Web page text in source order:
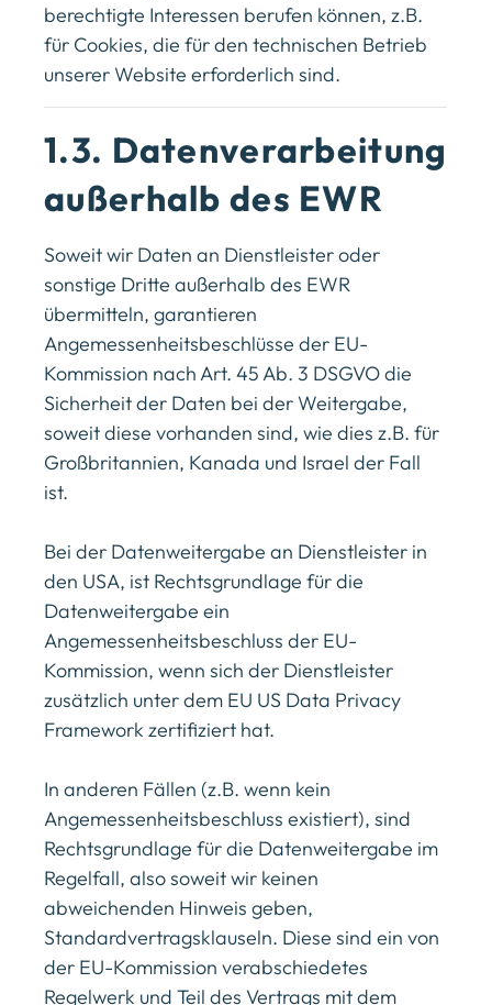
berechtigte Interessen berufen können, z.B.
für Cookies, die für den technischen Betrieb
unserer Website erforderlich sind.
1.3. Datenverarbeitung
außerhalb des EWR
Soweit wir Daten an Dienstleister oder
sonstige Dritte außerhalb des EWR
übermitteln, garantieren
Angemessenheitsbeschlüsse der EU-
Kommission nach Art. 45 Ab. 3 DSGVO die
Sicherheit der Daten bei der Weitergabe,
soweit diese vorhanden sind, wie dies z.B. für
Großbritannien, Kanada und Israel der Fall
ist.
Bei der Datenweitergabe an Dienstleister in
den USA, ist Rechtsgrundlage für die
Datenweitergabe ein
Angemessenheitsbeschluss der EU-
Kommission, wenn sich der Dienstleister
zusätzlich unter dem EU US Data Privacy
Framework zertifiziert hat.
In anderen Fällen (z.B. wenn kein
Angemessenheitsbeschluss existiert), sind
Rechtsgrundlage für die Datenweitergabe im
Regelfall, also soweit wir keinen
abweichenden Hinweis geben,
Standardvertragsklauseln. Diese sind ein von
der EU-Kommission verabschiedetes
Regelwerk und Teil des Vertrags mit dem